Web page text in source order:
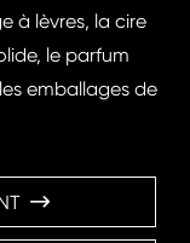
à lèvres, la cire
le parfum
emballages de
